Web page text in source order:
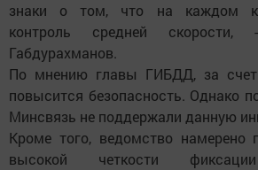
знаки о том, что на каждом
контроль средней
Габдурахманов.
По мнению главы ГИБДД, за счет
повысится безопасность. Однако
Минсвязь не поддержали данную
Кроме того, ведомство
высокой четкости